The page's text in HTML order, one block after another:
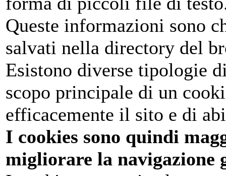
Queste informazioni sono
salvati nella directory del
Esistono diverse tipologie
scopo principale di un
efficacemente il sito e di
I cookies sono quindi
migliorare la navigazione